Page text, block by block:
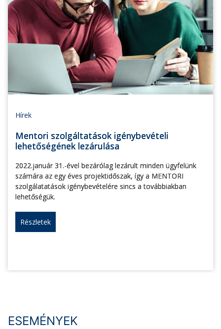
Hírek
Mentori szolgáltatások igénybevételi
lehetőségének lezárulása
2022.január 31.-ével bezárólag lezárult minden ügyfelünk
számára az egy éves projektidőszak, így a MENTORI
szolgálatatások igénybevételére sincs a továbbiakban
lehetőségük.
Részletek
ESEMÉNYEK